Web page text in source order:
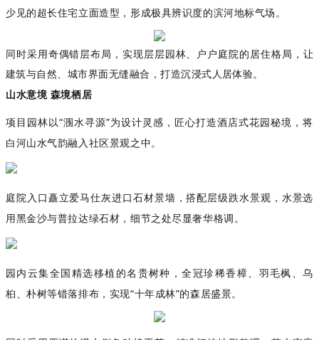
少见的超长住宅立面造型，形成极具辨识度的滨河地标气场。
同时采用奇偶错层布局，实现层层园林、户户庭院的居住格局，让
建筑与自然、城市界面无缝融合，打造沉浸式人居体验。
山水意境 森境栖居
项目园林以“涠水寻源”为设计灵感，匠心打造酒店式花园秘境，将
白河山水气韵融入社区景观之中。
庭院入口矗立爱马仕灰进口石材景墙，搭配层级跌水景观，水景选
用黑金沙与普拉达绿石材，细节之处尽显奢华格调。
园内云集全国精选移植的名贵树种，全冠珍稀香樟、羽毛枫、乌
桕、朴树等错落排布，实现“十年成林”的森居盛景。